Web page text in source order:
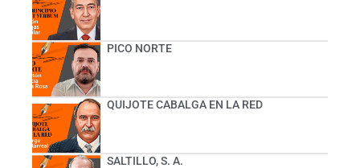
PICO NORTE
QUIJOTE CABALGA EN LA RED
SALTILLO, S. A.